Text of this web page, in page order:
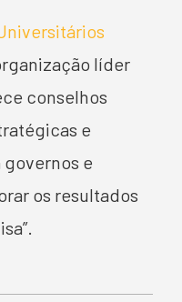
líder
conselhos
e
e
os resultados